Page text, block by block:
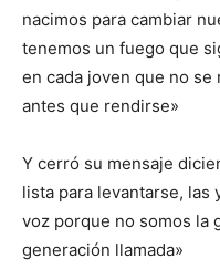
nacimos para cambiar
tenemos un fuego que
en cada joven que no
antes que rendirse»
Y cerró su mensaje
lista para levantarse, las
voz porque no somos la
generación llamada»